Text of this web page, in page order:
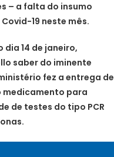
– a falta do insumo
19 neste mês.
dia 14 de janeiro,
saber do iminente
fez a entrega de
medicamento para
de testes do tipo PCR